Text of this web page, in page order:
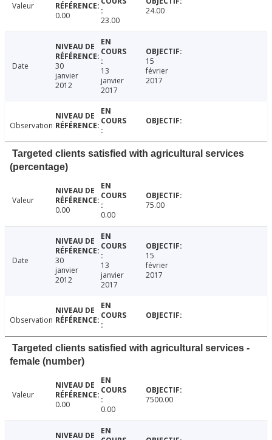
Valeur
0.00
23.00
24.00
Date
30
janvier
2012
13
janvier
2017
15
février
2017
Observation
Targeted clients satisfied with agricultural services
(percentage)
Valeur
0.00
0.00
75.00
Date
30
janvier
2012
13
janvier
2017
15
février
2017
Observation
Targeted clients satisfied with agricultural services -
female (number)
Valeur
0.00
0.00
7500.00